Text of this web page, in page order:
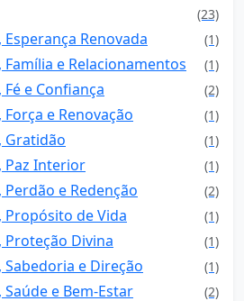
(23)
Renovada (1)
e Relacionamentos (1)
e Confiança (2)
e Renovação (1)
Gratidão (1)
Paz Interior (1)
e Redenção (2)
Propósito de Vida (1)
Proteção Divina (1)
e Direção (1)
e Bem-Estar (2)